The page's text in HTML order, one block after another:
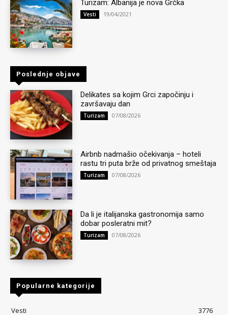
Turizam: Albanija je nova Grčka
Vesti 19/04/2021
Poslednje objave
Delikates sa kojim Grci započinju i
završavaju dan
Turizam 07/08/2026
Airbnb nadmašio očekivanja – hoteli
rastu tri puta brže od privatnog smeštaja
Turizam 07/08/2026
Da li je italijanska gastronomija samo
dobar posleratni mit?
Turizam 07/08/2026
Popularne kategorije
Vesti 3776